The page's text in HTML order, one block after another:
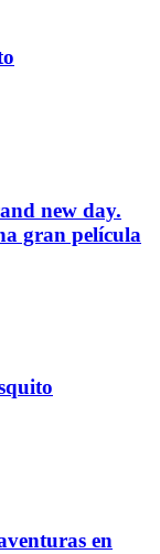
new day.
gran película
en